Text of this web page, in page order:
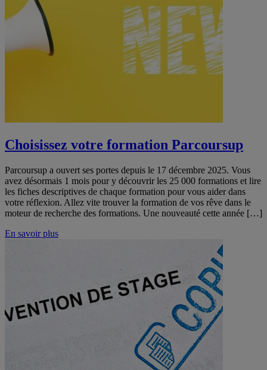
Choisissez votre formation Parcoursup
Parcoursup a ouvert ses portes depuis le 17 décembre 2025. Vous
avez désormais 1 mois pour y découvrir les 25 000 formations et lire
les fiches descriptives de chaque formation pour vous aider dans
votre réflexion. Allez vite trouver la formation de vos rêve dans le
moteur de recherche des formations. Une nouveauté cette année […]
En savoir plus